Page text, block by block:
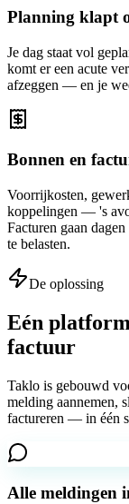
Planning klapt
Je dag staat vol
komt er een acute
afzeggen — en je
Bonnen en
Voorrijkosten,
koppelingen — 's
Facturen gaan
te belasten.
De oplossing
Eén
factuur
Taklo is gebouwd
melding aannemen,
factureren — in één
Alle meldingen